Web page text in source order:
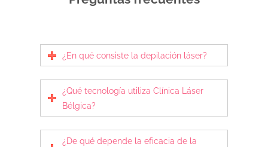
¿En qué consiste la depilación láser?
¿Qué tecnología utiliza Clínica Láser
Bélgica?
¿De qué depende la eficacia de la